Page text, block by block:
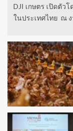
DJI เกษตร เปิดตัว
ในประเทศไทย ณ ง